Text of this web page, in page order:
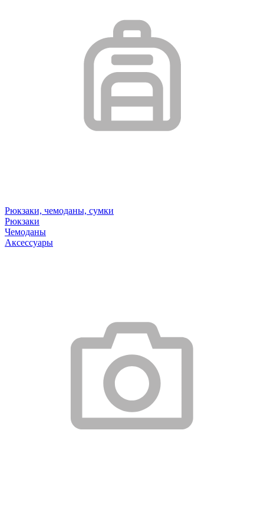
Рюкзаки, чемоданы, сумки
Рюкзаки
Чемоданы
Аксессуары